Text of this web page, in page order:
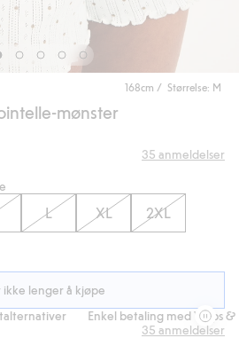
168cm / Størrelse: M
mønster
35 anmeldelser
L XL 2XL
lenger å kjøpe
Enkel betaling med Vipps &
35 anmeldelser